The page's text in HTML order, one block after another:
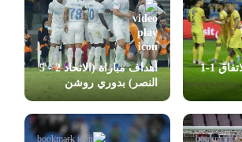
ملخص مباراة (الاتفاق 1-1
أهداف مباراة (الاتحاد 2 - 5
النصر) بدوري روشن